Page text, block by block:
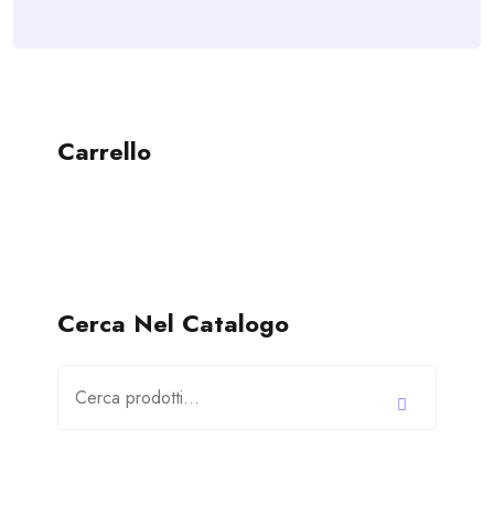
Carrello
Cerca Nel Catalogo